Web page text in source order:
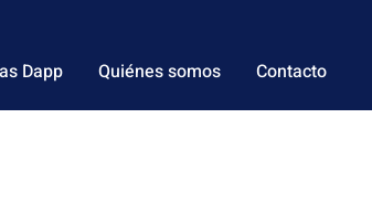
Dapp Quiénes somos Contacto